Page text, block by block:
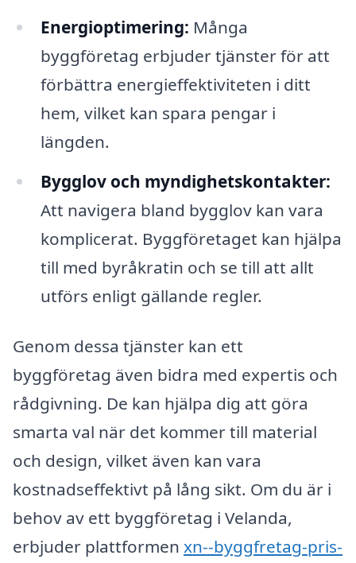
Energioptimering: Många
byggföretag erbjuder tjänster för att
förbättra energieffektiviteten i ditt
hem, vilket kan spara pengar i
längden.
Bygglov och myndighetskontakter:
Att navigera bland bygglov kan vara
komplicerat. Byggföretaget kan hjälpa
till med byråkratin och se till att allt
utförs enligt gällande regler.
Genom dessa tjänster kan ett
byggföretag även bidra med expertis och
rådgivning. De kan hjälpa dig att göra
smarta val när det kommer till material
och design, vilket även kan vara
kostnadseffektivt på lång sikt. Om du är i
behov av ett byggföretag i Velanda,
erbjuder plattformen xn--byggfretag-pris-